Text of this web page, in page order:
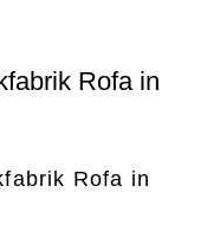
Rofa in